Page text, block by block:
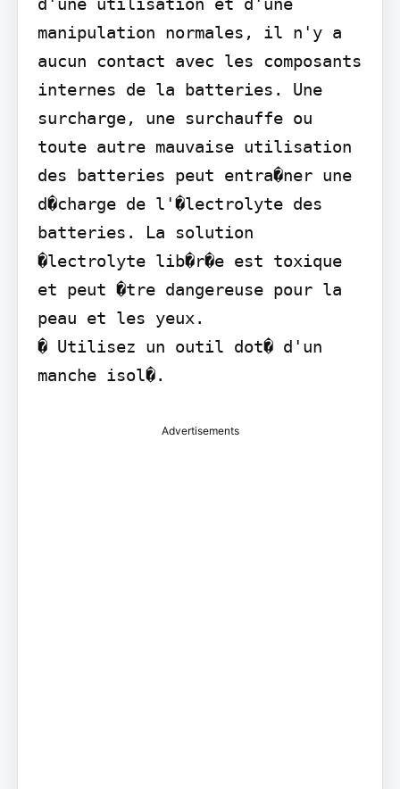
manipulation normales, il n'y a
aucun contact avec les composants
internes de la batteries. Une
surcharge, une surchauffe ou
toute autre mauvaise utilisation
des batteries peut entra�ner une
d�charge de l'�lectrolyte des
batteries. La solution
�lectrolyte lib�r�e est toxique
et peut �tre dangereuse pour la
peau et les yeux.
� Utilisez un outil dot� d'un
manche isol�.
Advertisements